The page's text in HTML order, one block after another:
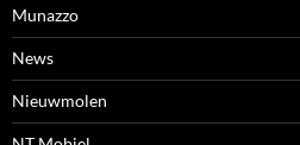
Munazzo
News
Nieuwmolen